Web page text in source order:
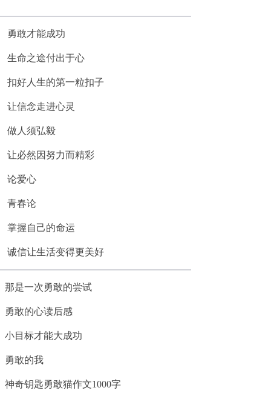
勇敢才能成功
生命之途付出于心
扣好人生的第一粒扣子
让信念走进心灵
做人须弘毅
让必然因努力而精彩
论爱心
青春论
掌握自己的命运
诚信让生活变得更美好
那是一次勇敢的尝试
勇敢的心读后感
小目标才能大成功
勇敢的我
神奇钥匙勇敢猫作文1000字